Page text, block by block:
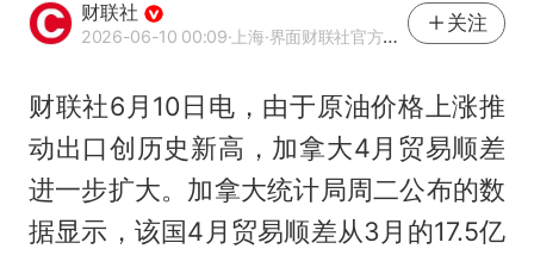
财联社
2026-06-10 00:09·上海·界面财联社官方账号
关注
财联社6月10日电，由于原油价格上涨推
动出口创历史新高，加拿大4月贸易顺差
进一步扩大。加拿大统计局周二公布的数
据显示，该国4月贸易顺差从3月的17.5亿